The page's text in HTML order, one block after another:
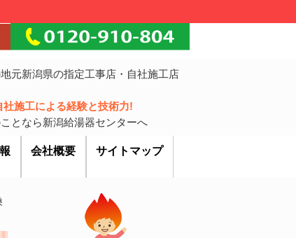
元新潟県の指定工事店・自社施工店
施工による経験と技術力!
となら新潟給湯器センターへ
会社概要 サイトマップ